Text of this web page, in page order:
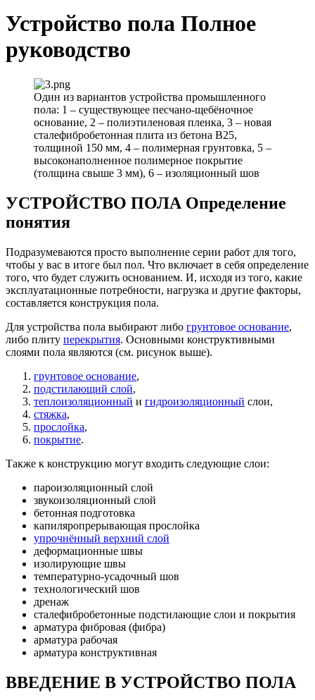
Устройство пола Полное
руководство
Один из вариантов устройства промышленного
пола: 1 – существующее песчано-щебёночное
основание, 2 – полиэтиленовая пленка, 3 – новая
сталефибробетонная плита из бетона В25,
толщиной 150 мм, 4 – полимерная грунтовка, 5 –
высоконаполненное полимерное покрытие
(толщина свыше 3 мм), 6 – изоляционный шов
УСТРОЙСТВО ПОЛА Определение
понятия
Подразумеваются просто выполнение серии работ для того,
чтобы у вас в итоге был пол. Что включает в себя определение
того, что будет служить основанием. И, исходя из того, какие
эксплуатационные потребности, нагрузка и другие факторы,
составляется конструкция пола.
Для устройства пола выбирают либо грунтовое основание,
либо плиту перекрытия. Основными конструктивными
слоями пола являются (см. рисунок выше).
грунтовое основание,
подстилающий слой,
теплоизоляционный и гидроизоляционный слои,
стяжка,
прослойка,
покрытие.
Также к конструкцию могут входить следующие слои:
пароизоляционный слой
звукоизоляционный слой
бетонная подготовка
капиляропрерывающая прослойка
упрочнённый верхний слой
деформационные швы
изолирующие швы
температурно-усадочный шов
технологический шов
дренаж
сталефибробетонные подстилающие слои и покрытия
арматура фибровая (фибра)
арматура рабочая
арматура конструктивная
ВВЕДЕНИЕ В УСТРОЙСТВО ПОЛА